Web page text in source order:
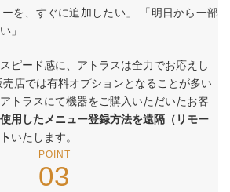
ーを、すぐに追加したい」 「明日から一部
」
ピード感に、アトラスは全力でお応えし
売店では有料オプションとなることが多い
トラスにて機器をご購入いただいたお客
用したメニュー登録方法を遠隔（リモー
いたします。
POINT
03